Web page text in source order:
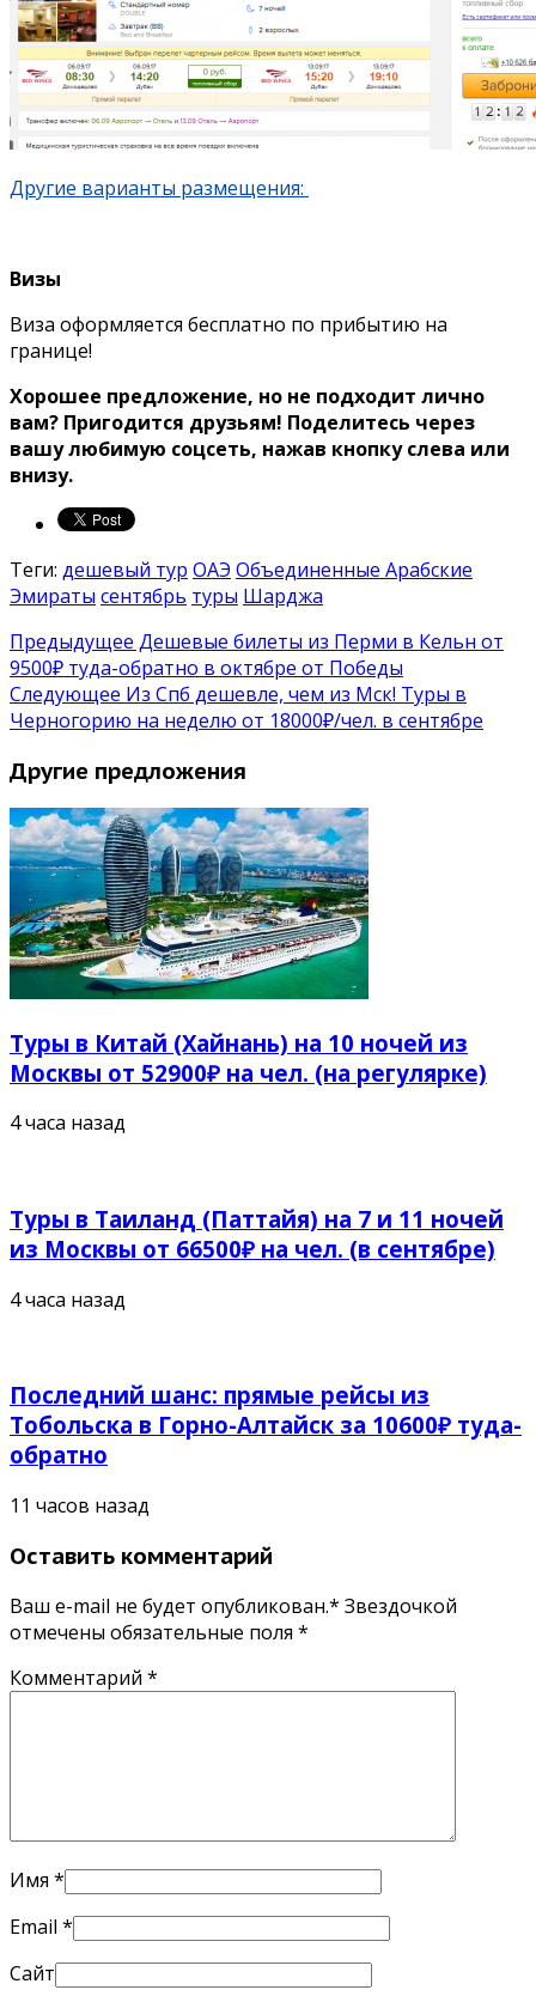
Другие варианты размещения:
Визы
Виза оформляется бесплатно по прибытию на
границе!
Хорошее предложение, но не подходит лично
вам? Пригодится друзьям! Поделитесь через
вашу любимую соцсеть, нажав кнопку слева или
внизу.
Теги: дешевый тур ОАЭ Объединенные Арабские
Эмираты сентябрь туры Шарджа
Предыдущее Дешевые билеты из Перми в Кельн от
9500₽ туда-обратно в октябре от Победы
Следующее Из Спб дешевле, чем из Мск! Туры в
Черногорию на неделю от 18000₽/чел. в сентябре
Другие предложения
Туры в Китай (Хайнань) на 10 ночей из
Москвы от 52900₽ на чел. (на регулярке)
4 часа назад
Туры в Таиланд (Паттайя) на 7 и 11 ночей
из Москвы от 66500₽ на чел. (в сентябре)
4 часа назад
Последний шанс: прямые рейсы из
Тобольска в Горно-Алтайск за 10600₽ туда-
обратно
11 часов назад
Оставить комментарий
Ваш e-mail не будет опубликован.* Звездочкой
отмечены обязательные поля *
Комментарий *
Имя *
Email *
Сайт